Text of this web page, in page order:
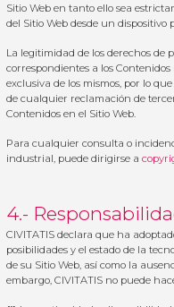
Sitio Web en tanto ello sea
del Sitio Web desde un dispositivo
La legitimidad de los derechos
correspondientes a los
exclusiva de los mismos, por lo
de cualquier reclamación de
Contenidos en el Sitio Web.
Para cualquier consulta o
industrial, puede dirigirse a
4.-
CIVITATIS declara que ha
posibilidades y el estado de la
de su Sitio Web, así como la
embargo, CIVITATIS no puede